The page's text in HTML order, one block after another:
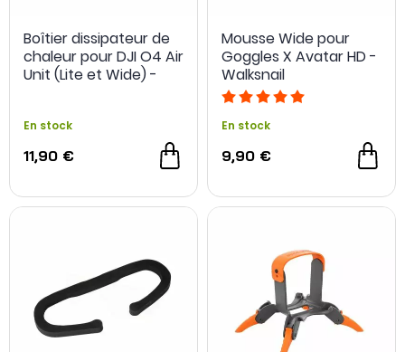
Boîtier dissipateur de
chaleur pour DJI O4 Air
Unit (Lite et Wide) -
En stock
11,90 €
Mousse Wide pour
Goggles X Avatar HD -
Walksnail
En stock
9,90 €